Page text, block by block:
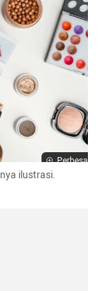
Perbesar
ilustrasi.